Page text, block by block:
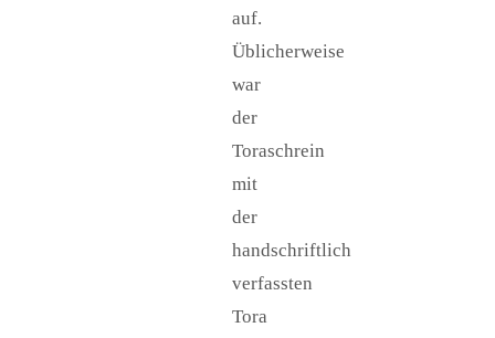
auf.
Üblicherweise
war
der
Toraschrein
mit
der
handschriftlich
verfassten
Tora